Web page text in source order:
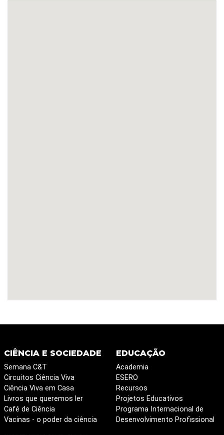
CIÊNCIA E SOCIEDADE
Semana C&T
Circuitos Ciência Viva
Ciência Viva em Casa
Livros que queremos ler
Café de Ciência
Vacinas - o poder da ciência
EDUCAÇÃO
Academia
ESERO
Recursos
Projetos Educativos
Programa Internacional de
Desenvolvimento Profissional